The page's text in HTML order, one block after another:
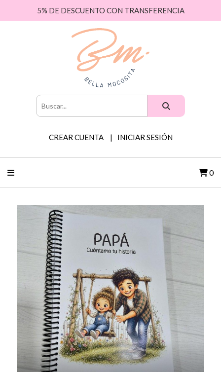
5% DE DESCUENTO CON TRANSFERENCIA
CREAR CUENTA INICIAR SESIÓN
0